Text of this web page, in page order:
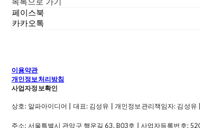
페이스북
카카오톡
이용약관
개인정보처리방침
사업자정보확인
상호: 알파아이디어 | 대표: 김성유 | 개인정보관리책임자: 김성
주소: 서울특별시 관악구 행운길 63, B03호 | 사업자등록번호: